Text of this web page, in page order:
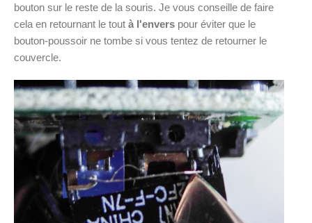
bouton sur le reste de la souris. Je vous conseille de faire
cela en retournant le tout à l'envers pour éviter que le
bouton-poussoir ne tombe si vous tentez de retourner le
couvercle.